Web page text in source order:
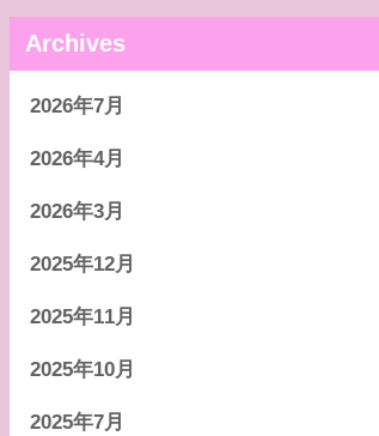
Archives
2026年7月
2026年4月
2026年3月
2025年12月
2025年11月
2025年10月
2025年7月